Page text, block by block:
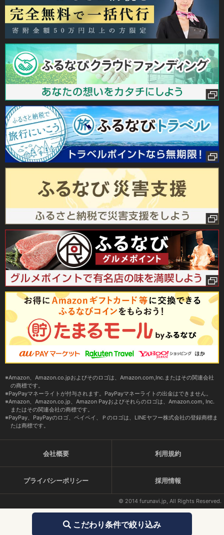
こだわり条件で絞り込み
Amazon、Amazon.co.jpおよびそのロゴは、Amazon.com,Inc.またはその関連会社
の商標です。
PayPayマネーライトが付与されます。PayPayマネーライトの出金はできません。
Amazon、Amazon.co.jp、Amazon Payおよびそれらのロゴは、Amazon.com, Inc.
またはその関連会社の商標です。
PayPay、PayPayのロゴ、ペイペイ、Ｐのロゴは、LINEヤフー株式会社の登録商標ま
たは商標です。
会社概要 利用規約
プライバシーポリシー 採用情報
© 2014 furunavi.jp, All Rights Reserved.